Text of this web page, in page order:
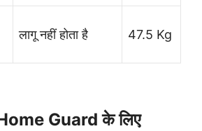
लागू नहीं होता है 47.5 Kg
Guard के लिए